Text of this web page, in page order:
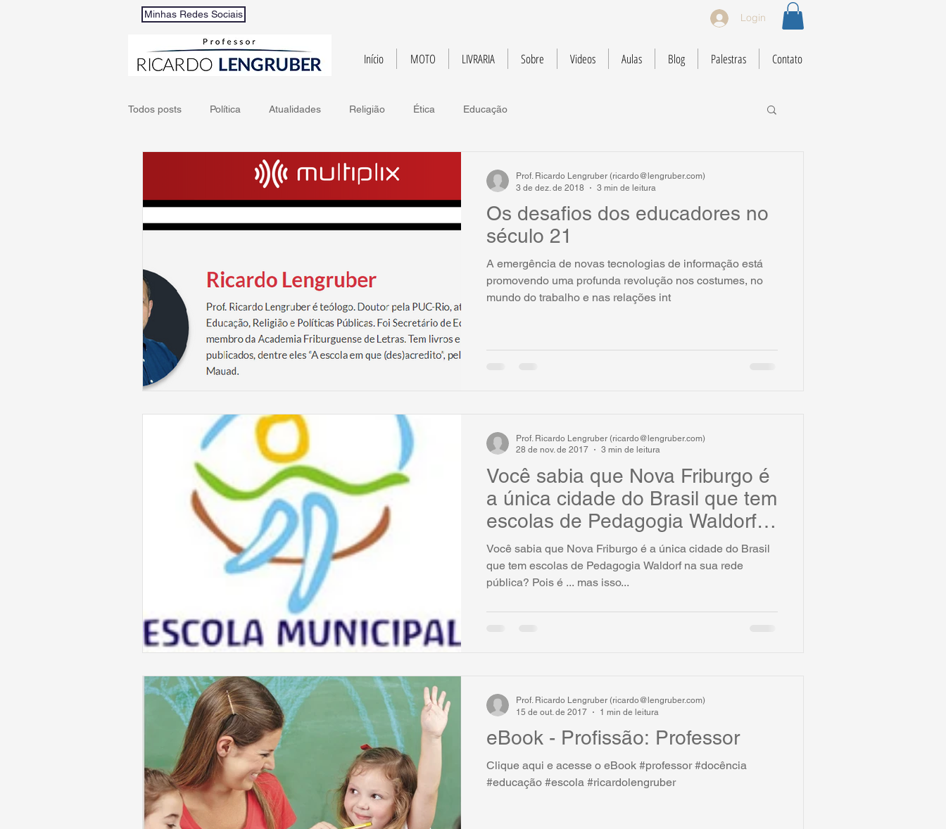
Minhas Redes Sociais Login
Início MOTO LIVRARIA Sobre Videos Aulas Blog Palestras Contato
Todos posts Política Atualidades Religião Ética Educação
Os desafios dos educadores no
século 21
A emergência de novas tecnologias de informação está
promovendo uma profunda revolução nos costumes, no
mundo do trabalho e nas relações int
Prof. Ricardo Lengruber (ricardo@lengruber.com)
3 de dez. de 2018
3 min de leitura
Você sabia que Nova Friburgo é
a única cidade do Brasil que tem
escolas de Pedagogia Waldorf
na sua
Você sabia que Nova Friburgo é a única cidade do Brasil
que tem escolas de Pedagogia Waldorf na sua rede
pública? Pois é ... mas isso...
Prof. Ricardo Lengruber (ricardo@lengruber.com)
28 de nov. de 2017
3 min de leitura
eBook - Profissão: Professor
Clique aqui e acesse o eBook #professor #docência
#educação #escola #ricardolengruber
Prof. Ricardo Lengruber (ricardo@lengruber.com)
15 de out. de 2017
1 min de leitura